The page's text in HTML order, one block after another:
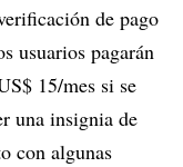
de pago
usuarios pagarán
15/mes si se
una insignia de
con algunas